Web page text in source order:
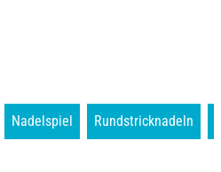
Nadelspiel Rundstricknadeln